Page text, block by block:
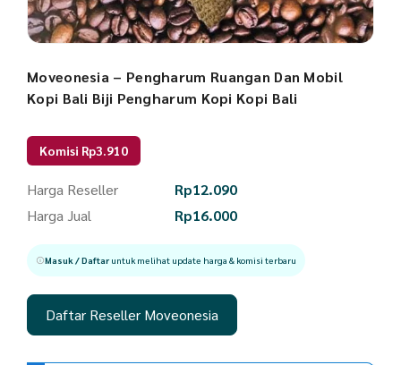
Moveonesia – Pengharum Ruangan Dan Mobil
Kopi Bali Biji Pengharum Kopi Kopi Bali
Komisi Rp3.910
Harga Reseller Rp12.090
Harga Jual
Rp16.000
Masuk / Daftaruntuk melihat update harga & komisi terbaru
Daftar Reseller Moveonesia